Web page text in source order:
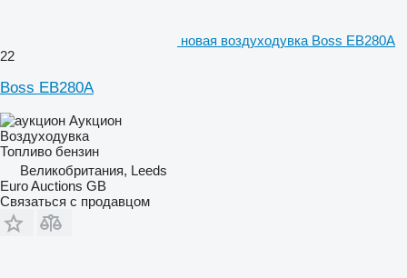
новая воздуходувка Boss EB280A
22
Boss EB280A
Аукцион
Воздуходувка
Топливо бензин
Великобритания, Leeds
Euro Auctions GB
Связаться с продавцом